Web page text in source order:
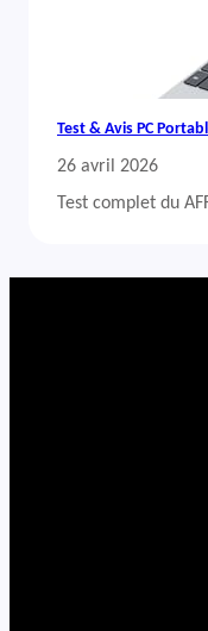
Test & Avis PC
26 avril 2026
Test complet du